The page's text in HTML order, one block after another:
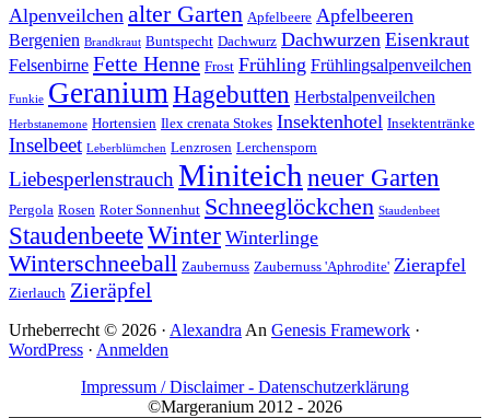
Alpenveilchen alter Garten Apfelbeere Apfelbeeren
Bergenien Brandkraut Buntspecht Dachwurz Dachwurzen Eisenkraut
Felsenbirne Fette Henne Frost Frühling Frühlingsalpenveilchen
Funkie GeraniumHagebutten Herbstalpenveilchen
Herbstanemone Hortensien Ilex crenata Stokes Insektenhotel Insektentränke
Inselbeet Leberblümchen Lenzrosen Lerchensporn
Liebesperlenstrauch Miniteich neuer Garten
Pergola Rosen Roter Sonnenhut Schneeglöckchen Staudenbeet
StaudenbeeteWinter Winterlinge
Winterschneeball Zaubernuss Zaubernuss 'Aphrodite' Zierapfel
Zierlauch Zieräpfel
Urheberrecht © 2026 · Alexandra An Genesis Framework ·
WordPress · Anmelden
Impressum / Disclaimer - Datenschutzerklärung
©Margeranium 2012 - 2026